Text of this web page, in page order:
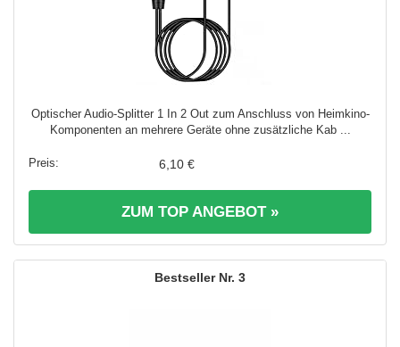
Optischer Audio-Splitter 1 In 2 Out zum Anschluss von Heimkino-
Komponenten an mehrere Geräte ohne zusätzliche Kab ...
6,10 €
ZUM TOP ANGEBOT »
3